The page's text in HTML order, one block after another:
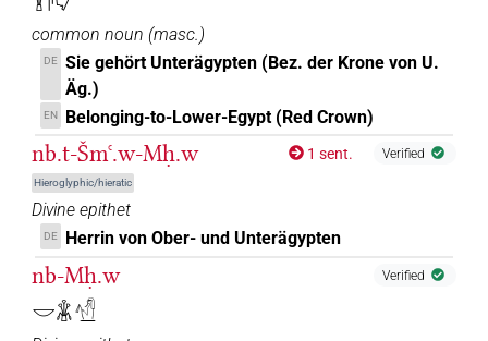
𓎔𓏏𓅱
𓎖[]𓏏𓇇𓏏𓊖 | 1× TOPN ( 1)
𓹽𓏏𓊖 | 1× TOPN(infl. unedited) (1 )
common noun (masc.)
DE Sie gehört Unterägypten (Bez. der Krone von U.
Äg.)
EN Belonging-to-Lower-Egypt (Red Crown)
nb.t-Šmꜥ.w-Mḥ.w
Hieroglyphic/hieratic
1 sent. Verified
Divine epithet
DE Herrin von Ober- und Unterägypten
nb-Mḥ.w
𓎟𓇇𓙕
Verified